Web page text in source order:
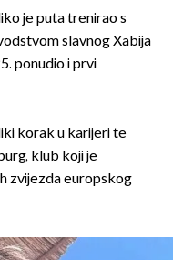
je puta trenirao s
slavnog Xabija
ponudio i prvi
korak u karijeri te
klub koji je
zvijezda europskog